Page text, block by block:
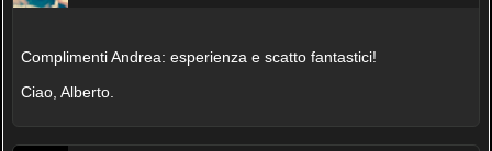
Complimenti Andrea: esperienza e scatto fantastici!
Ciao, Alberto.